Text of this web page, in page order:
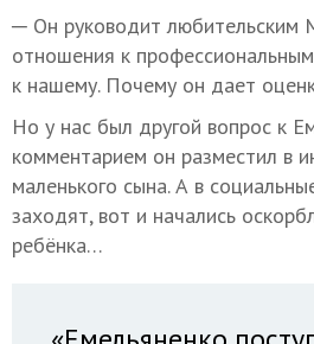
─ Он руководит
отношения к
к нашему. Почему он дает
Но у нас был другой вопрос к
комментарием он разместил в
маленького сына. А в
заходят, вот и начались
ребёнка…